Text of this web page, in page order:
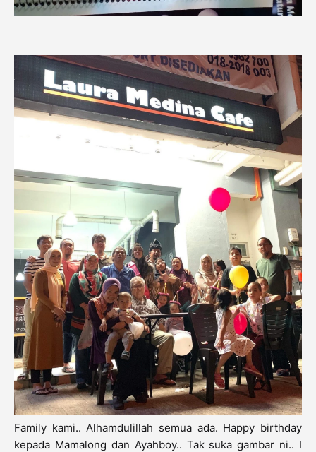
Family kami.. Alhamdulillah semua ada. Happy birthday
kepada Mamalong dan Ayahboy.. Tak suka gambar ni.. I